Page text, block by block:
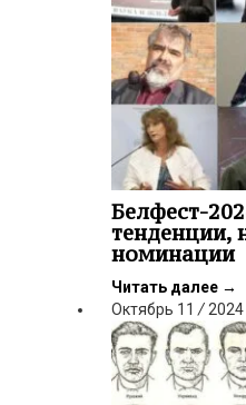
Белфест-
тенденции,
номинации
Читать далее →
Октябрь 11 / 2024